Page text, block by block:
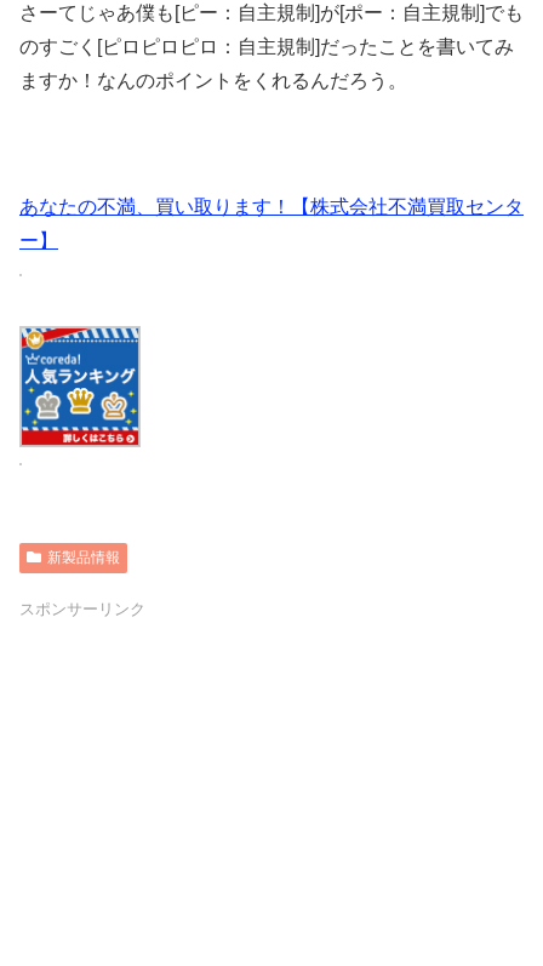
さーてじゃあ僕も[ピー：自主規制]が[ポー：自主規制]でも
のすごく[ピロピロピロ：自主規制]だったことを書いてみ
ますか！なんのポイントをくれるんだろう。
あなたの不満、買い取ります！【株式会社不満買取センタ
ー】
新製品情報
スポンサーリンク